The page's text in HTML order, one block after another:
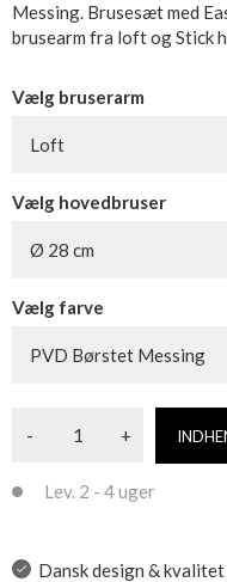
Messing. Brusesæt med
brusearm fra loft og Stick
Vælg bruserarm
Loft
Vælg hovedbruser
Ø 28 cm
Vælg farve
PVD Børstet Messing
- +
Lev. 2 - 4 uger
Dansk design & kvalitet